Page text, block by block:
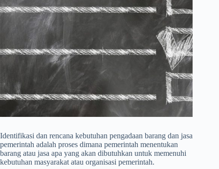
Identifikasi dan rencana kebutuhan pengadaan barang dan jasa
pemerintah adalah proses dimana pemerintah menentukan
barang atau jasa apa yang akan dibutuhkan untuk memenuhi
kebutuhan masyarakat atau organisasi pemerintah.